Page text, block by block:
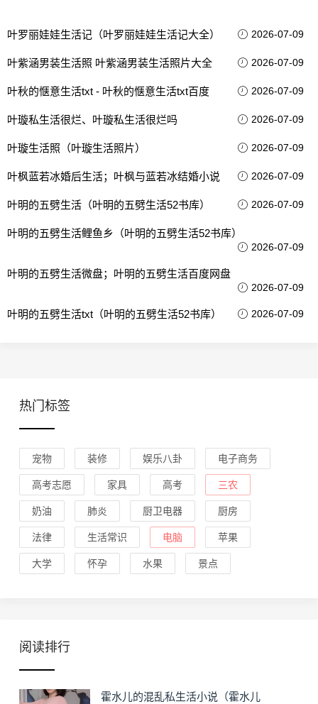
叶罗丽娃娃生活记（叶罗丽娃娃生活记大全） 2026-07-09
叶紫涵男装生活照 叶紫涵男装生活照片大全 2026-07-09
叶秋的惬意生活txt - 叶秋的惬意生活txt百度 2026-07-09
叶璇私生活很烂、叶璇私生活很烂吗 2026-07-09
叶璇生活照（叶璇生活照片） 2026-07-09
叶枫蓝若冰婚后生活；叶枫与蓝若冰结婚小说 2026-07-09
叶明的五劈生活（叶明的五劈生活52书库） 2026-07-09
叶明的五劈生活鲤鱼乡（叶明的五劈生活52书库）
2026-07-09
叶明的五劈生活微盘；叶明的五劈生活百度网盘
2026-07-09
叶明的五劈生活txt（叶明的五劈生活52书库） 2026-07-09
热门标签
宠物 装修 娱乐八卦 电子商务
高考志愿 家具 高考 三农
奶油 肺炎 厨卫电器 厨房
法律 生活常识 电脑 苹果
大学 怀孕 水果 景点
阅读排行
霍水儿的混乱私生活小说（霍水儿